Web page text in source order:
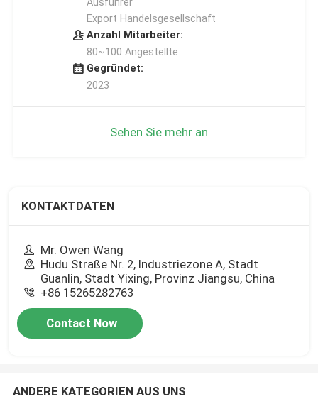
Export Handelsgesellschaft
Anzahl Mitarbeiter:
80~100 Angestellte
Gegründet:
2023
Sehen Sie mehr an
KONTAKTDATEN
Mr. Owen Wang
Hudu Straße Nr. 2, Industriezone A, Stadt
Guanlin, Stadt Yixing, Provinz Jiangsu, China
+86 15265282763
Contact Now
ANDERE KATEGORIEN AUS UNS